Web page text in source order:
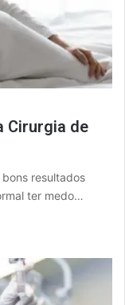
Cirurgia de
resultados
ter medo…